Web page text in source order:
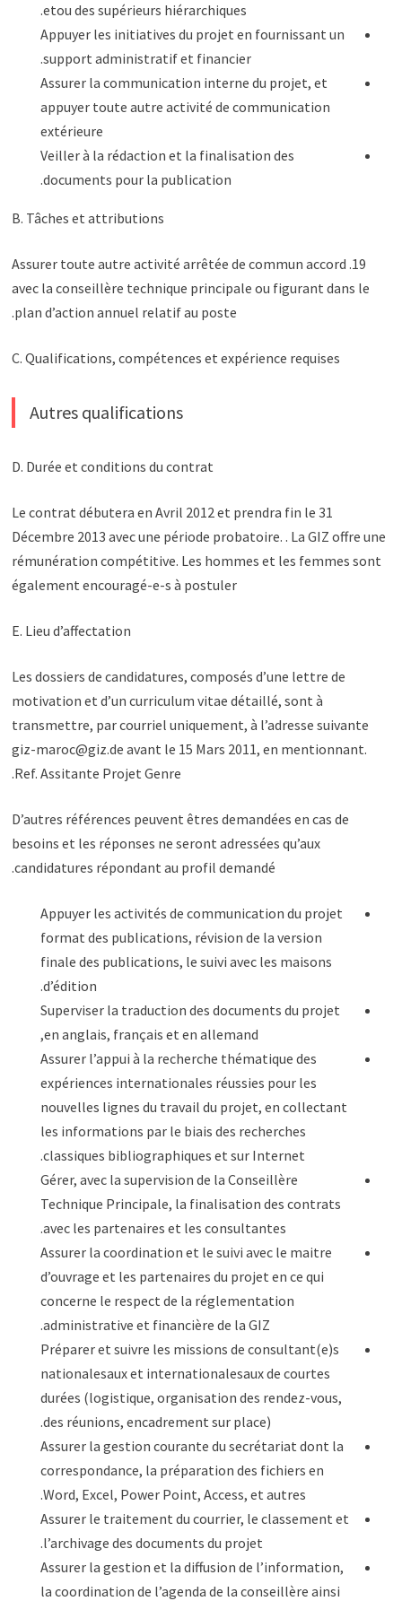
etou des supérieurs hiérarchiques.
Appuyer les initiatives du projet en fournissant un
support administratif et financier.
Assurer la communication interne du projet, et
appuyer toute autre activité de communication
extérieure
Veiller à la rédaction et la finalisation des
documents pour la publication.
B. Tâches et attributions
19. Assurer toute autre activité arrêtée de commun accord
avec la conseillère technique principale ou figurant dans le
plan d’action annuel relatif au poste.
C. Qualifications, compétences et expérience requises
Autres qualifications
D. Durée et conditions du contrat
Le contrat débutera en Avril 2012 et prendra fin le 31
Décembre 2013 avec une période probatoire. . La GIZ offre une
rémunération compétitive. Les hommes et les femmes sont
également encouragé-e-s à postuler
E. Lieu d’affectation
Les dossiers de candidatures, composés d’une lettre de
motivation et d’un curriculum vitae détaillé, sont à
transmettre, par courriel uniquement, à l’adresse suivante
giz-maroc@giz.de avant le 15 Mars 2011, en mentionnant.
Ref. Assitante Projet Genre
.
D’autres références peuvent êtres demandées en cas de
besoins et les réponses ne seront adressées qu’aux
candidatures répondant au profil demandé.
Appuyer les activités de communication du projet
format des publications, révision de la version
finale des publications, le suivi avec les maisons
d’édition.
Superviser la traduction des documents du projet
en anglais, français et en allemand,
Assurer l’appui à la recherche thématique des
expériences internationales réussies pour les
nouvelles lignes du travail du projet, en collectant
les informations par le biais des recherches
classiques bibliographiques et sur Internet.
Gérer, avec la supervision de la Conseillère
Technique Principale, la finalisation des contrats
avec les partenaires et les consultantes.
Assurer la coordination et le suivi avec le maitre
d’ouvrage et les partenaires du projet en ce qui
concerne le respect de la réglementation
administrative et financière de la GIZ.
Préparer et suivre les missions de consultant(e)s
nationalesaux et internationalesaux de courtes
durées (logistique, organisation des rendez-vous,
des réunions, encadrement sur place).
Assurer la gestion courante du secrétariat dont la
correspondance, la préparation des fichiers en
Word, Excel, Power Point, Access, et autres.
Assurer le traitement du courrier, le classement et
l’archivage des documents du projet.
Assurer la gestion et la diffusion de l’information,
la coordination de l’agenda de la conseillère ainsi